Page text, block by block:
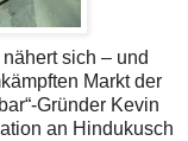
sich – und
Markt der
Gründer Kevin
an Hindukusch